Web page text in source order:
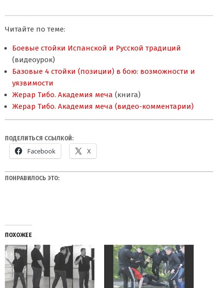
Читайте по теме:
Боевые стойки Испанской и Русской традиций
(видеоурок)
Базовые 4 стойки (позиции) в бою: возможности и
уязвимости
Жерар Тибо. Академия меча (книга)
Жерар Тибо. Академия меча (видео-комментарии)
ПОДЕЛИТЬСЯ ССЫЛКОЙ:
Facebook X
ПОНРАВИЛОСЬ ЭТО:
ПОХОЖЕЕ